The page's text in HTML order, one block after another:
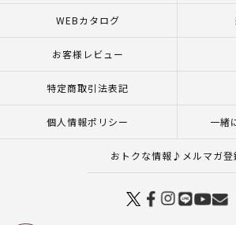
WEBカタログ
お客様レビュー
特定商取引法表記
個人情報ポリシー 一緒
おトクな情報♪メルマガ登